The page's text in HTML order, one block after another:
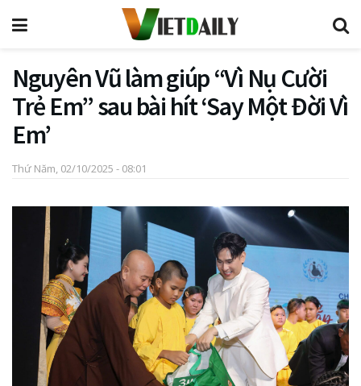
Nguyên Vũ làm giúp “Vì Nụ Cười
Trẻ Em” sau bài hít ‘Say Một Đời Vì
Em’
Thứ Năm, 02/10/2025 - 08:01